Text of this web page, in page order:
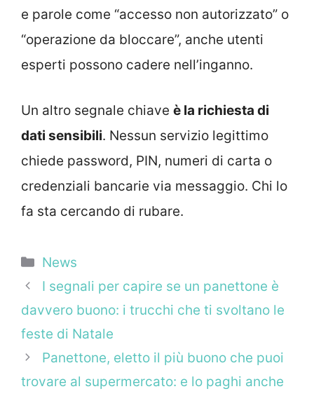
e parole come “accesso non autorizzato” o
“operazione da bloccare”, anche utenti
esperti possono cadere nell’inganno.
Un altro segnale chiave è la richiesta di
dati sensibili. Nessun servizio legittimo
chiede password, PIN, numeri di carta o
credenziali bancarie via messaggio. Chi lo
fa sta cercando di rubare.
Categorie
News
I segnali per capire se un panettone è
davvero buono: i trucchi che ti svoltano le
feste di Natale
Panettone, eletto il più buono che puoi
trovare al supermercato: e lo paghi anche